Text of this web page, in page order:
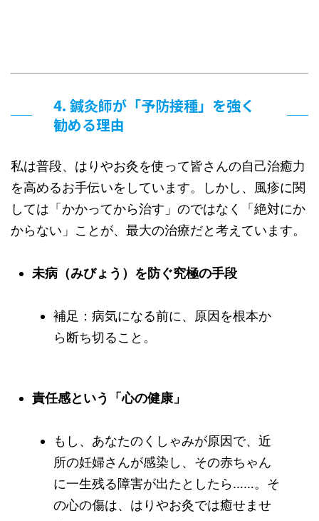
4. 鍼灸師が「予防接種」を強く
勧める理由
私は普段、はりやお灸を使って皆さんの自己治癒力
を高めるお手伝いをしています。しかし、風疹に関
しては「かかってから治す」のではなく「絶対にか
からない」ことが、最大の治療だと考えています。
未病（みびょう）を防ぐ究極の手段
補足：病気になる前に、原因を根本か
ら断ち切ること。
責任感という「心の健康」
もし、あなたのくしゃみが原因で、近
所の妊婦さんが感染し、その赤ちゃん
に一生残る障害が出たとしたら……。そ
の心の傷は、はりやお灸では癒せませ